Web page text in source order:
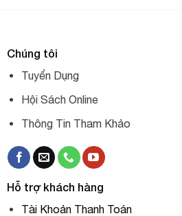
Chúng tôi
Tuyển Dụng
Hội Sách Online
Thông Tin Tham Khảo
Hỗ trợ khách hàng
Tài Khoản Thanh Toán